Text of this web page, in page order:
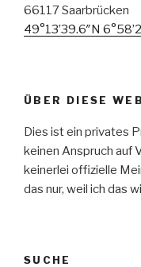
66117 Saarbrücken
49°13’39.6″N
ÜBER DIESE
Dies ist ein privates
keinen Anspruch auf
keinerlei offizielle
das nur, weil ich das
SUCHE